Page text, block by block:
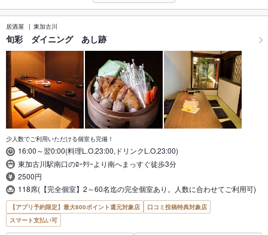
居酒屋 東加古川
旬彩 ダイニング あし跡
少人数でご利用いただける個室も完備！
16:00～翌0:00(料理L.O.23:00,ドリンクL.O.23:00)
東加古川駅南口のﾛｰﾀﾘｰより南へまっすぐ徒歩3分
2500円
118席(【完全個室】2～60名迄の完全個室あり。人数に合わせてご利用可)
【アプリ予約限定】最大800ポイント還元対象店
口コミ投稿特典対象店
スマート支払い可